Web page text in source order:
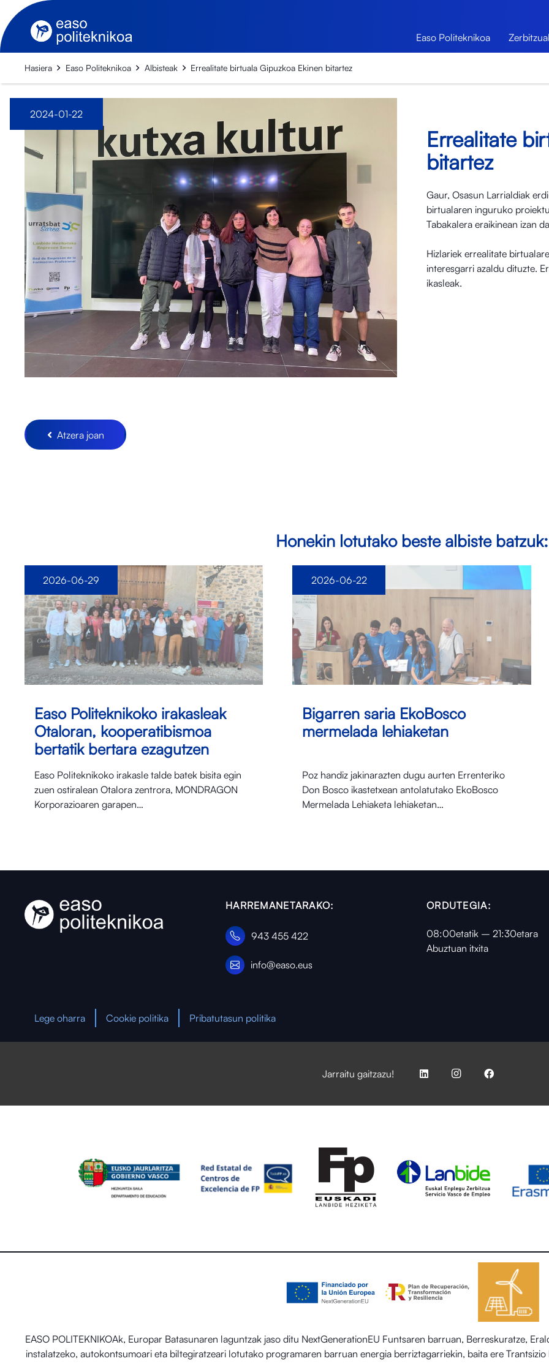
Easo Politeknikoa
Hasiera Easo Politeknikoa Albisteak Errealitate birtuala Gipuzkoa Ekinen bitartez
2024-01-22
Errealitate
bitartez
Gaur, Osasun Larrialdiak
birtualaren inguruko
Tabakalera eraikinean izan
Hizlariek errealitate
interesgarri azaldu dituzte.
ikasleak.
Atzera joan
Honekin lotutako beste albiste batzuk:
Easo Politeknikoko irakasleak
Otaloran, kooperatibismoa
bertatik bertara ezagutzen
Easo Politeknikoko irakasle talde batek bisita egin
zuen ostiralean Otalora⁠ zentrora, MONDRAGON
Korporazioaren garapen…
2026-06-29
Bigarren saria EkoBosco
mermelada lehiaketan
Poz handiz jakinarazten dugu aurten Errenteriko
Don Bosco ikastetxean antolatutako EkoBosco
Mermelada Lehiaketa lehiaketan…
2026-06-22
HARREMANETARAKO:
943 455 422
info@easo.eus
ORDUTEGIA:
08:00etatik – 21:30etara
Abuztuan itxita
Lege oharra Cookie politika Pribatutasun politika
Jarraitu gaitzazu!
EASO POLITEKNIKOAk, Europar Batasunaren laguntzak jaso ditu NextGenerationEU Funtsaren barruan, Berreskuratze,
instalatzeko, autokontsumoari eta biltegiratzeari lotutako programaren barruan energia berriztagarriekin, baita ere